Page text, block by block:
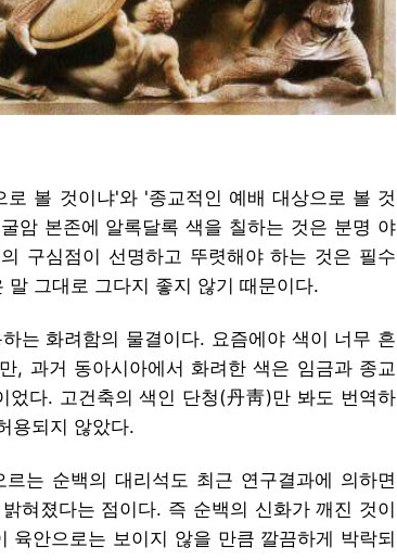
볼 것이냐'와 '종교적인 예배 대상으로 볼 것
암 본존에 알록달록 색을 칠하는 것은 분명 야
구심점이 선명하고 뚜렷해야 하는 것은 필수
그대로 그다지 좋지 않기 때문이다.
는 화려함의 물결이다. 요즘에야 색이 너무 흔
, 과거 동아시아에서 화려한 색은 임금과 종교
다. 고건축의 색인 단청(丹靑)만 봐도 번역하
용되지 않았다.
는 순백의 대리석도 최근 연구결과에 의하면
혀졌다는 점이다. 즉 순백의 신화가 깨진 것이
육안으로는 보이지 않을 만큼 깔끔하게 박락되